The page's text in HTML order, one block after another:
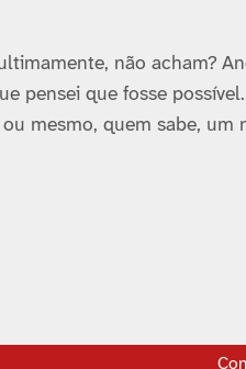
não acham?
pensei que fosse
mesmo, quem sabe, um